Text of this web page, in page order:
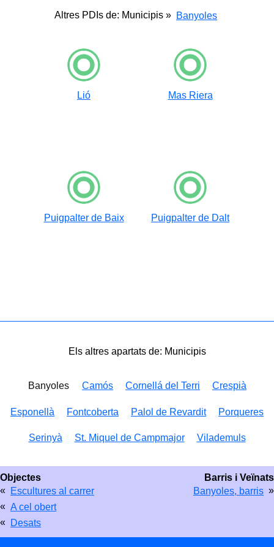
Altres PDIs de: Municipis » Banyoles
Lió Mas Riera
Puigpalter de Baix Puigpalter de Dalt
Els altres apartats de: Municipis
Banyoles Camós Cornellá del Terri Crespià
Esponellà Fontcoberta Palol de Revardit Porqueres
Serinyà St. Miquel de Campmajor Vilademuls
Barris i Veïnats
Banyoles, barris »
Objectes
« Escultures al carrer
« A cel obert
« Desats